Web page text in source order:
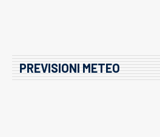
PREVISIONI METEO